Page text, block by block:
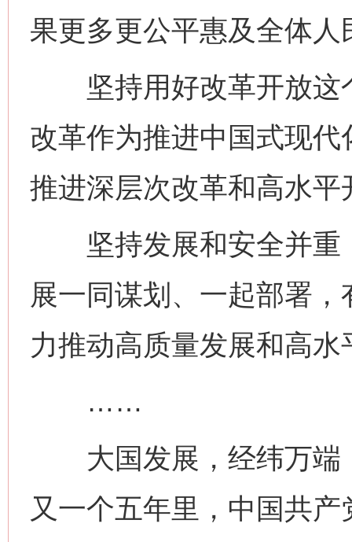
果更多更公平惠及全体人
坚持用好改革开放这
改革作为推进中国式现
推进深层次改革和高水平
坚持发展和安全并重
展一同谋划、一起部署
力推动高质量发展和高
……
大国发展，经纬万端
又一个五年里，中国共
网上购药对药下症？